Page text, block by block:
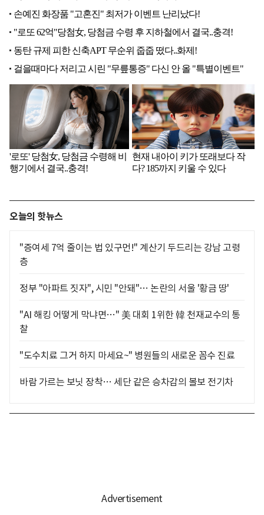
오늘의 핫뉴스
"증여세 7억 줄이는 법 있구먼!" 계산기 두드리는 강남 고령
층
정부 "아파트 짓자", 시민 "안돼"… 논란의 서울 '황금 땅'
"AI 해킹 어떻게 막냐면…" 美 대회 1위한 韓 천재교수의 통
찰
"도수치료 그거 하지 마세요~" 병원들의 새로운 꼼수 진료
바람 가르는 보닛 장착… 세단 같은 승차감의 볼보 전기차